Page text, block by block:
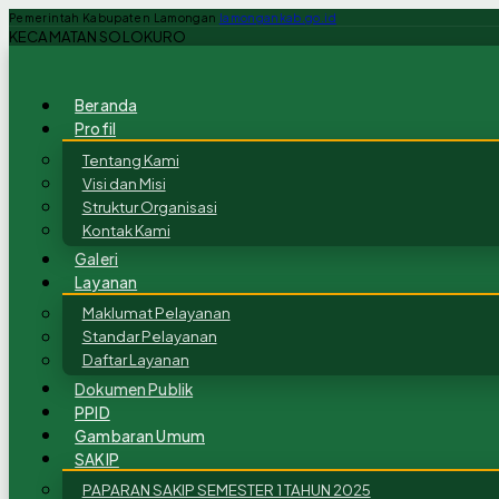
Pemerintah Kabupaten Lamongan lamongankab.go.id
KECAMATAN SOLOKURO
Beranda
Profil
Tentang Kami
Visi dan Misi
Struktur Organisasi
Kontak Kami
Galeri
Layanan
Maklumat Pelayanan
Standar Pelayanan
Daftar Layanan
Dokumen Publik
PPID
Gambaran Umum
SAKIP
PAPARAN SAKIP SEMESTER 1 TAHUN 2025